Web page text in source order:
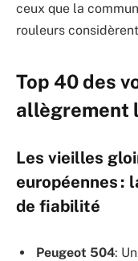
ceux que la
rouleurs
Top 40 des
allègrement
Les vieilles
européennes :
de fiabilité
Peugeot 504: